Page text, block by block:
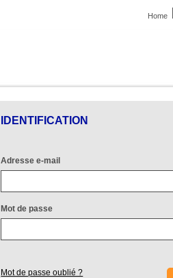
Home
IDENTIFICATION
Adresse e-mail
Mot de passe
Mot de passe oublié ?